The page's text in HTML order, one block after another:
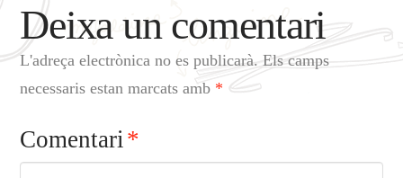
Deixa un comentari
L'adreça electrònica no es publicarà. Els camps
necessaris estan marcats amb *
Comentari*